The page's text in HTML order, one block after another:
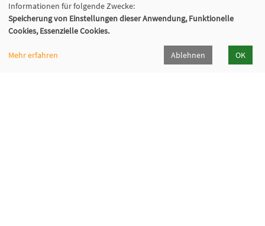
Informationen für folgende Zwecke:
Speicherung von Einstellungen dieser Anwendung, Funktionelle
Cookies, Essenzielle Cookies.
Mehr erfahren Ablehnen OK